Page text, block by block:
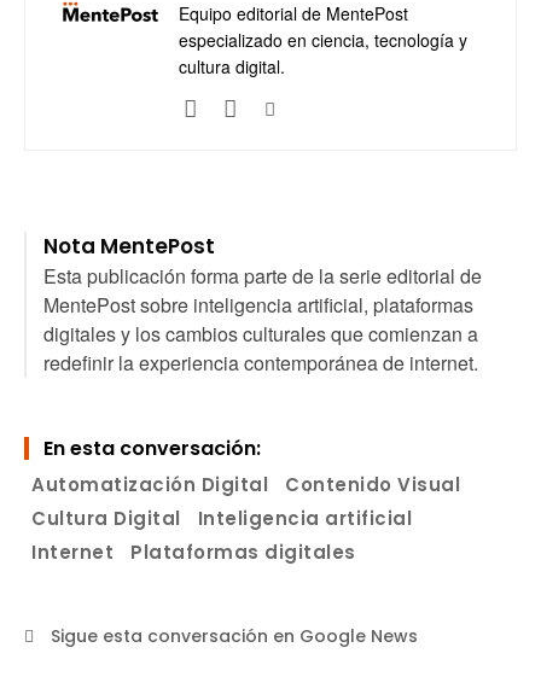
Equipo editorial de MentePost
especializado en ciencia, tecnología y
cultura digital.
Nota MentePost
Esta publicación forma parte de la serie editorial de
MentePost sobre inteligencia artificial, plataformas
digitales y los cambios culturales que comienzan a
redefinir la experiencia contemporánea de internet.
En esta conversación:
Automatización Digital
Contenido Visual
Cultura Digital
Inteligencia artificial
Internet
Plataformas digitales
Sigue esta conversación en Google News